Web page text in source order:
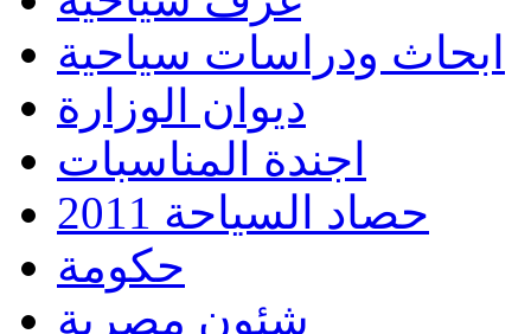
ابحاث ودراسات سياحية
ديوان الوزارة
اجندة المناسبات
حصاد السياحة 2011
حكومة
شئون مصرية